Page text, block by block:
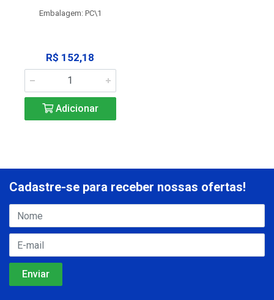
Embalagem: PC\1
R$ 152,18
Adicionar
Cadastre-se para receber nossas ofertas!